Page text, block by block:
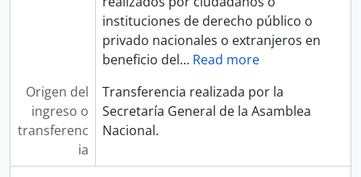
instituciones de derecho público o
privado nacionales o extranjeros en
beneficio del… Read more
Origen del
ingreso o
transferenc
ia
Transferencia realizada por la
Secretaría General de la Asamblea
Nacional.